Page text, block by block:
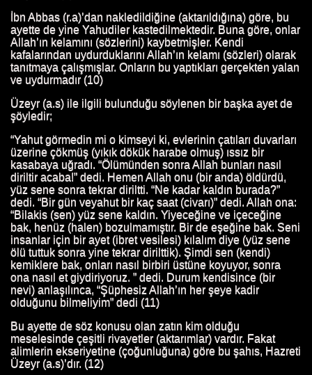
İbn Abbas (r.a)’dan nakledildiğine (aktarıldığına) göre, bu
ayette de yine Yahudiler kastedilmektedir. Buna göre, onlar
Allah’ın kelamını (sözlerini) kaybetmişler. Kendi
kafalarından uydurduklarını Allah’ın kelamı (sözleri) olarak
tanıtmaya çalışmışlar. Onların bu yaptıkları gerçekten yalan
ve uydurmadır (10)
Üzeyr (a.s) ile ilgili bulunduğu söylenen bir başka ayet de
şöyledir;
“Yahut görmedin mi o kimseyi ki, evlerinin çatıları duvarları
üzerine çökmüş (yıkık dökük harabe olmuş) ıssız bir
kasabaya uğradı. “Ölümünden sonra Allah bunları nasıl
diriltir acaba!” dedi. Hemen Allah onu (bir anda) öldürdü,
yüz sene sonra tekrar diriltti. “Ne kadar kaldın burada?”
dedi. “Bir gün veyahut bir kaç saat (civarı)” dedi. Allah ona:
“Bilakis (sen) yüz sene kaldın. Yiyeceğine ve içeceğine
bak, henüz (halen) bozulmamıştır. Bir de eşeğine bak. Seni
insanlar için bir ayet (ibret vesilesi) kılalım diye (yüz sene
ölü tuttuk sonra yine tekrar dirilttik). Şimdi sen (kendi)
kemiklere bak, onları nasıl birbiri üstüne koyuyor, sonra
ona nasıl et giydiriyoruz. ” dedi. Durum kendisince (bir
nevi) anlaşılınca, “Şüphesiz Allah’ın her şeye kadir
olduğunu bilmeliyim” dedi (11)
Bu ayette de söz konusu olan zatın kim olduğu
meselesinde çeşitli rivayetler (aktarımlar) vardır. Fakat
alimlerin ekseriyetine (çoğunluğuna) göre bu şahıs, Hazreti
Üzeyr (a.s)’dır. (12)
HAYATI
HAYATI
HAYATI
HAYATI